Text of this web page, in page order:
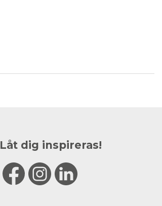
Låt dig inspireras!